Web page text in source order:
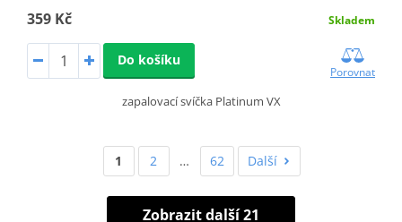
359 Kč Skladem
Do košíku
Porovnat
zapalovací svíčka Platinum VX
1 2 … 62 Další
Zobrazit další 21